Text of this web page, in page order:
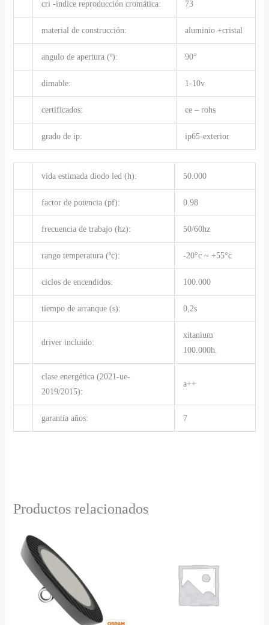
cri -indice reproducción cromática: 73
material de construcción: aluminio +cristal
angulo de apertura (º): 90°
dimable: 1-10v
certificados: ce – rohs
grado de ip: ip65-exterior
vida estimada diodo led (h): 50.000
factor de potencia (pf): 0.98
frecuencia de trabajo (hz): 50/60hz
rango temperatura (ºc): -20°c ~ +55°c
ciclos de encendidos: 100.000
tiempo de arranque (s): 0,2s
driver incluido:
xitanium
100.000h.
clase energética (2021-ue-
2019/2015):
a++
garantía años: 7
Productos relacionados